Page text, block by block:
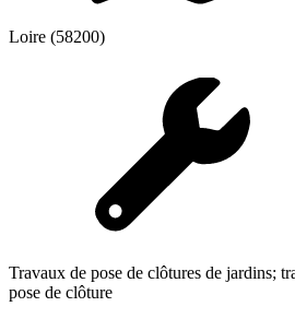
Loire (58200)
Travaux de pose de clôtures de jardins;
pose de clôture